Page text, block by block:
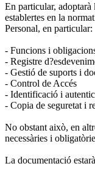
En particular, adoptarà
establertes en la
Personal, en particular:
- Funcions i
- Registre
- Gestió de suports i
- Control de Accés
- Identificació i
- Copia de seguretat i
No obstant això, en
necessàries i
La documentació